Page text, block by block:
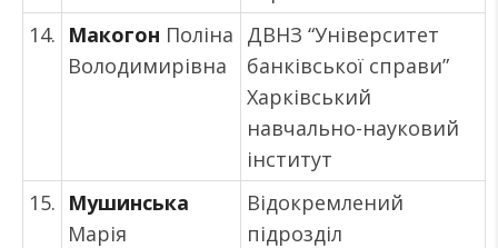
14. Макогон Поліна
Володимирівна
ДВНЗ “Університет
банківської справи”
Харківський
навчально-науковий
інститут
15. Мушинська
Марія
Відокремлений
підрозділ